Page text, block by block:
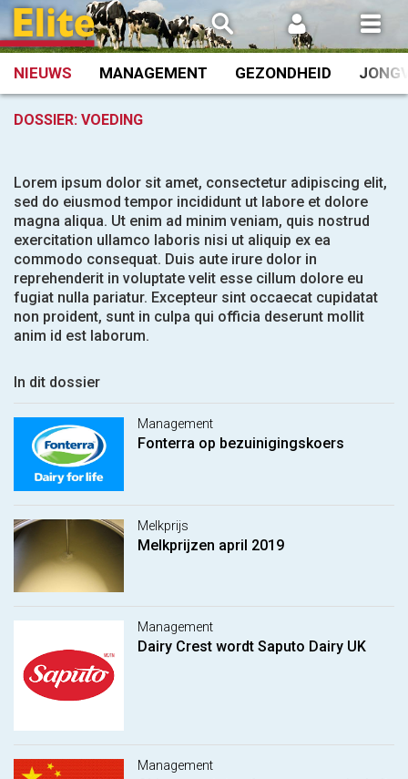
Spring
naar
inhoud
NIEUWS MANAGEMENT GEZONDHEID
DOSSIER: VOEDING
Lorem ipsum dolor sit amet, consectetur adipiscing elit,
sed do eiusmod tempor incididunt ut labore et dolore
magna aliqua. Ut enim ad minim veniam, quis nostrud
exercitation ullamco laboris nisi ut aliquip ex ea
commodo consequat. Duis aute irure dolor in
reprehenderit in voluptate velit esse cillum dolore eu
fugiat nulla pariatur. Excepteur sint occaecat cupidatat
non proident, sunt in culpa qui officia deserunt mollit
anim id est laborum.
In dit dossier
Management
Fonterra op bezuinigingskoers
Melkprijs
Melkprijzen april 2019
Management
Dairy Crest wordt Saputo Dairy UK
Management